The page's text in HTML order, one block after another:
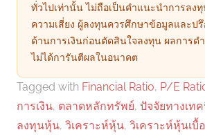
ทั่วไปเท่านั้น ไม่ถือเป็นคำแนะนำการลง
ความเสี่ยง ผู้ลงทุนควรศึกษาข้อมูลและป
ด้านการเงินก่อนตัดสินใจลงทุน ผลการด
ไม่ได้การันตีผลในอนาคต
Tagged with Financial Ratio, P/E
การเงิน, ตลาดหลักทรัพย์, ปัจจัยทางเท
ลงทุนหุ้น, วิเคราะห์หุ้น, วิเคราะห์หุ้นเบื้